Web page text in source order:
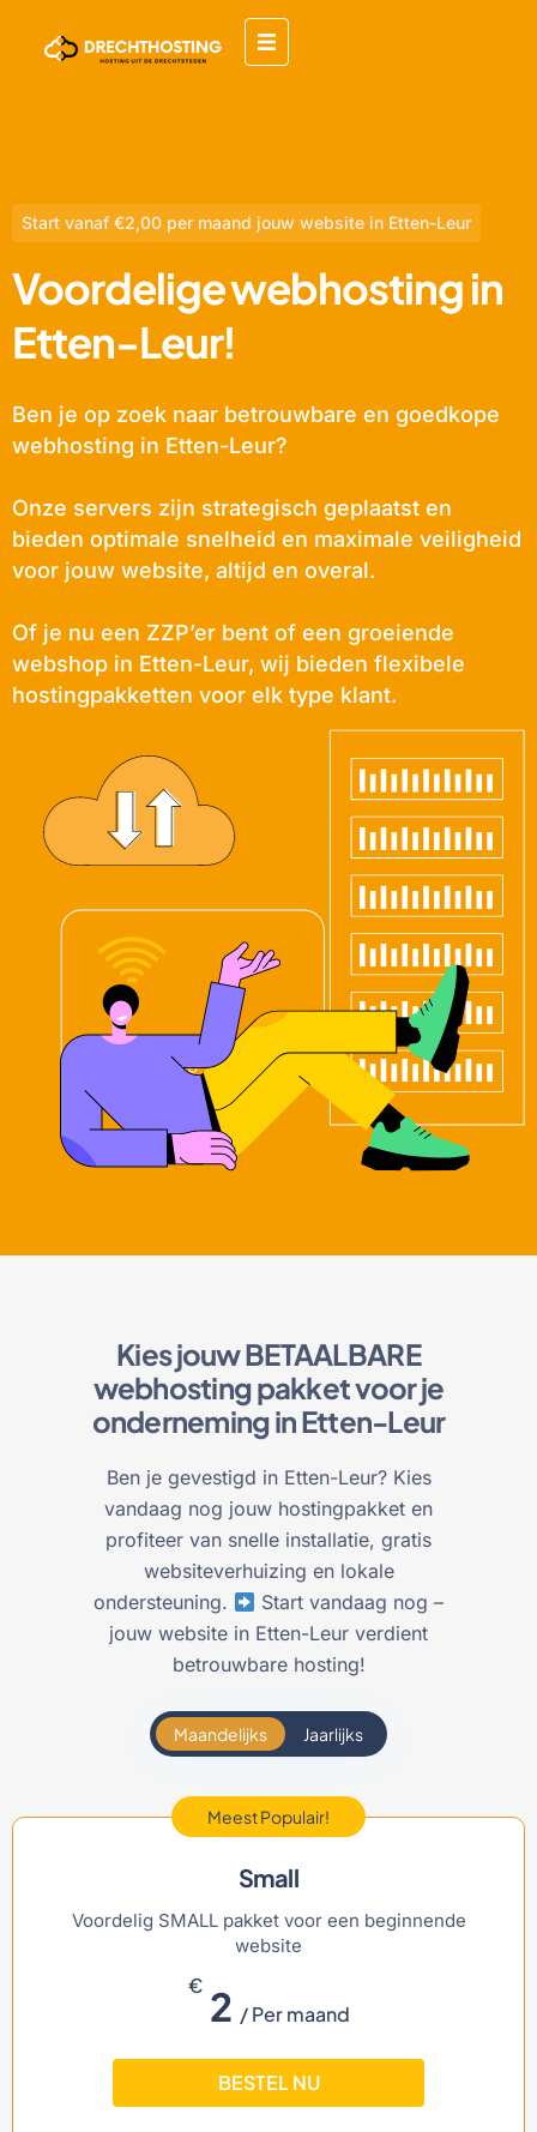
Start vanaf €2,00 per maand jouw website in Etten-Leur
Voordelige webhosting in
Etten-Leur!
Ben je op zoek naar betrouwbare en goedkope
webhosting in Etten-Leur?
Onze servers zijn strategisch geplaatst en
bieden optimale snelheid en maximale veiligheid
voor jouw website, altijd en overal.
Of je nu een ZZP’er bent of een groeiende
webshop in Etten-Leur, wij bieden flexibele
hostingpakketten voor elk type klant.
Kies jouw BETAALBARE
webhosting pakket voor je
onderneming in Etten-Leur
Ben je gevestigd in Etten-Leur? Kies
vandaag nog jouw hostingpakket en
profiteer van snelle installatie, gratis
websiteverhuizing en lokale
ondersteuning.
Start vandaag nog –
jouw website in Etten-Leur verdient
betrouwbare hosting!
Maandelijks Jaarlijks
Meest Populair!
Small
Voordelig SMALL pakket voor een beginnende
website
€2 / Per maand
BESTEL NU